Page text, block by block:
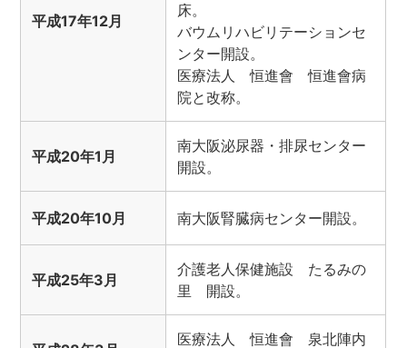
平成17年12月
床。
バウムリハビリテーションセ
ンター開設。
医療法人 恒進會 恒進會病
院と改称。
平成20年1月
南大阪泌尿器・排尿センター
開設。
平成20年10月 南大阪腎臓病センター開設。
平成25年3月
介護老人保健施設 たるみの
里 開設。
医療法人 恒進會 泉北陣内